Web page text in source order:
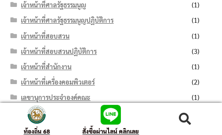
เจ้าหน้าที่ศาลรัฐธรรมนูญ
(1)
เจ้าหน้าที่ศาลรัฐธรรมนูญปฏิบัติการ
(1)
เจ้าหน้าที่สอบสวน
(1)
เจ้าหน้าที่สอบสวนปฏิบัติการ
(3)
เจ้าหน้าที่สำนักงาน
(1)
เจ้าหน้าที่เครื่องคอมพิวเตอร์
(2)
เลขานุการประจำองค์คณะ
(1)
โครงการพัฒนาตำบลแบบบูรณาการ
ท้องถิ่น 68 สั่งซื้อผ่านไลน์ คลิกเลย